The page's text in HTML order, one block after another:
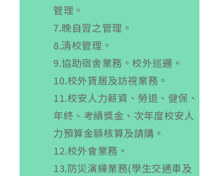
管理。
7.晚自習之管理。
8.清校管理。
9.協助宿舍業務。校外巡邏。
10.校外賃居及訪視業務。
11.校安人力薪資、勞退、健保、
年終、考績獎金、次年度校安人
力預算金額核算及請購。
12.校外會業務。
13.防災演練業務(學生交通車及